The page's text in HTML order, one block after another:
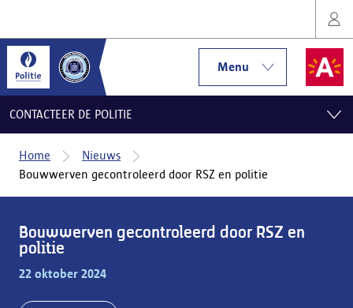
Menu
CONTACTEER DE POLITIE
Home
Nieuws
Bouwwerven gecontroleerd door RSZ en politie
Bouwwerven gecontroleerd door RSZ en
politie
22 oktober 2024